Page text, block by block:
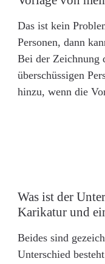
Das ist kein
Personen, dann
Bei der Zeichnung
überschüssigen
hinzu, wenn die
Was ist der
Karikatur und
Beides sind
Unterschied